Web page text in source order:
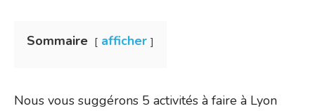
Sommaire afficher
Nous vous suggérons 5 activités à faire à Lyon